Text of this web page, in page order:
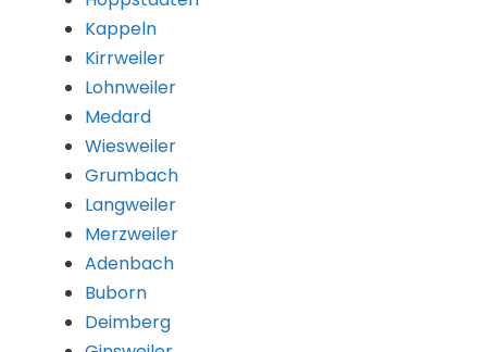
Kappeln
Kirrweiler
Lohnweiler
Medard
Wiesweiler
Grumbach
Langweiler
Merzweiler
Adenbach
Buborn
Deimberg